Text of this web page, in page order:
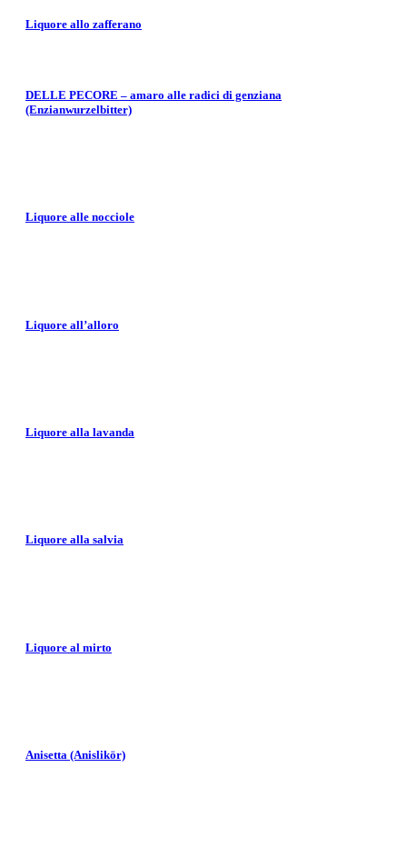
Liquore allo zafferano
DELLE PECORE – amaro alle radici di genziana
(Enzianwurzelbitter)
Liquore alle nocciole
Liquore all’alloro
Liquore alla lavanda
Liquore alla salvia
Liquore al mirto
Anisetta (Anislikör)